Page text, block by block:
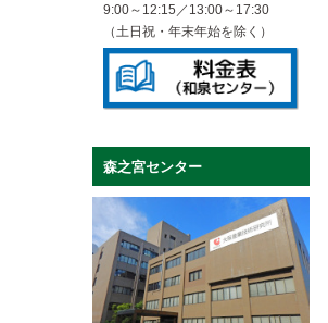
9:00～12:15／13:00～17:30
（土日祝・年末年始を除く）
森之宮センター